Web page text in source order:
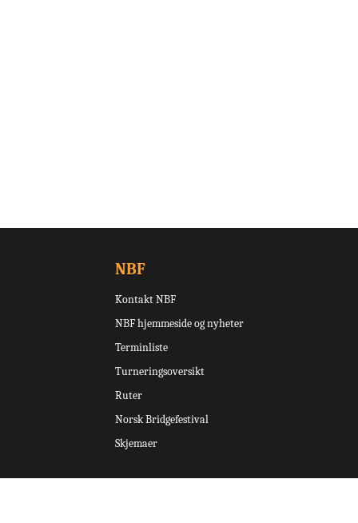
NBF
Kontakt NBF
NBF hjemmeside og nyheter
Terminliste
Turneringsoversikt
Ruter
Norsk Bridgefestival
Skjemaer